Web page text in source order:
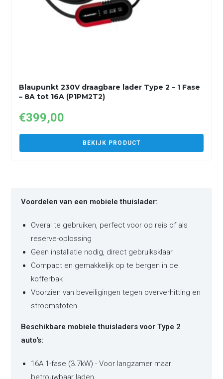
Blaupunkt 230V draagbare lader Type 2 – 1 Fase
– 8A tot 16A (P1PM2T2)
€399,00
BEKIJK PRODUCT
Voordelen van een mobiele thuislader:
Overal te gebruiken, perfect voor op reis of als
reserve-oplossing
Geen installatie nodig, direct gebruiksklaar
Compact en gemakkelijk op te bergen in de
kofferbak
Voorzien van beveiligingen tegen oververhitting en
stroomstoten
Beschikbare mobiele thuisladers voor Type 2
auto's:
16A 1-fase (3.7kW) - Voor langzamer maar
betrouwbaar laden